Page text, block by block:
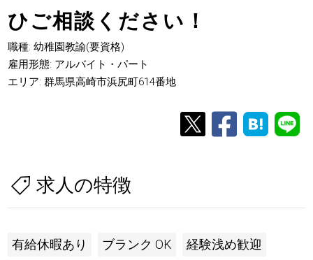
ひご相談ください！
職種: 幼稚園教諭(要資格)
雇用形態: アルバイト・パート
エリア: 群馬県高崎市浜尻町614番地
求人の特徴
有給休暇あり ブランク OK 経験浅め歓迎